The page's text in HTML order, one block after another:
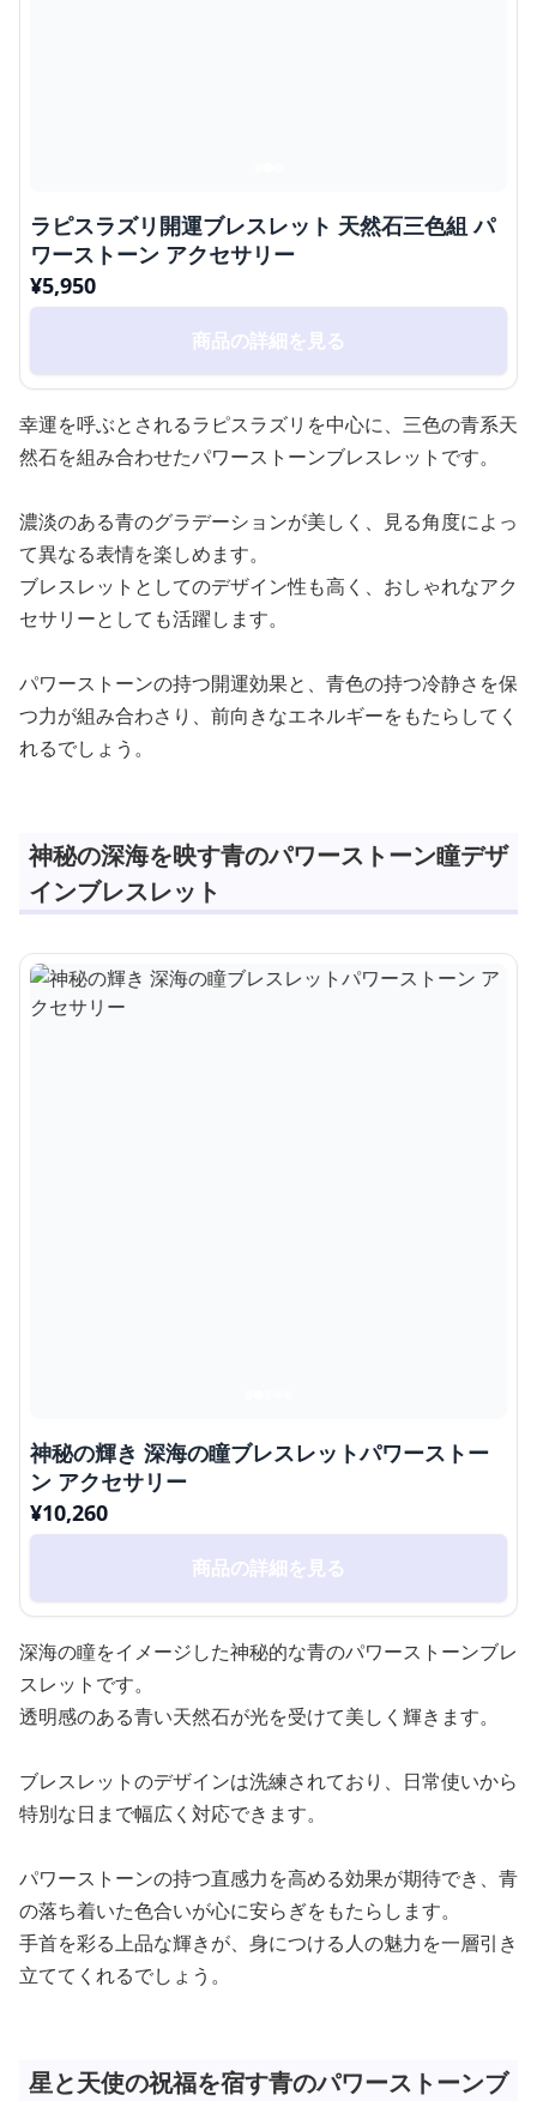
ラピスラズリ開運ブレスレット 天然石三色組 パ
ワーストーン アクセサリー
¥5,950
商品の詳細を見る
幸運を呼ぶとされるラピスラズリを中心に、三色の青系天
然石を組み合わせたパワーストーンブレスレットです。
濃淡のある青のグラデーションが美しく、見る角度によっ
て異なる表情を楽しめます。
ブレスレットとしてのデザイン性も高く、おしゃれなアク
セサリーとしても活躍します。
パワーストーンの持つ開運効果と、青色の持つ冷静さを保
つ力が組み合わさり、前向きなエネルギーをもたらしてく
れるでしょう。
神秘の深海を映す青のパワーストーン瞳デザ
インブレスレット
神秘の輝き 深海の瞳ブレスレットパワーストー
ン アクセサリー
¥10,260
商品の詳細を見る
深海の瞳をイメージした神秘的な青のパワーストーンブレ
スレットです。
透明感のある青い天然石が光を受けて美しく輝きます。
ブレスレットのデザインは洗練されており、日常使いから
特別な日まで幅広く対応できます。
パワーストーンの持つ直感力を高める効果が期待でき、青
の落ち着いた色合いが心に安らぎをもたらします。
手首を彩る上品な輝きが、身につける人の魅力を一層引き
立ててくれるでしょう。
星と天使の祝福を宿す青のパワーストーンブ